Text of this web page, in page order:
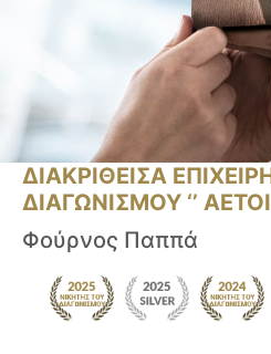
ΔΙΑΚΡΙΘΕΙΣΑ
ΔΙΑΓΩΝΙΣΜΟΥ ‘’ ΑΕΤΟΙ
Φούρνος Παππά